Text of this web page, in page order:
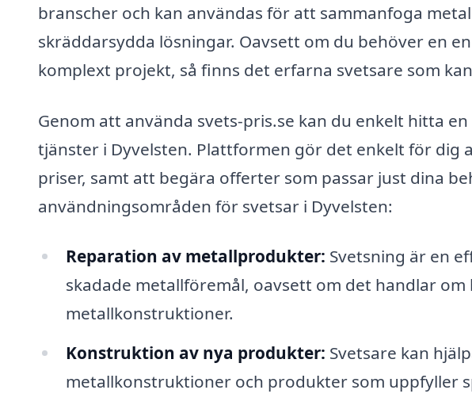
branscher och kan användas för att sammanfoga
skräddarsydda lösningar. Oavsett om du behöver en
komplext projekt, så finns det erfarna svetsare som
Genom att använda svets-pris.se kan du enkelt hitta
tjänster i Dyvelsten. Plattformen gör det enkelt för dig
priser, samt att begära offerter som passar just dina
användningsområden för svetsar i Dyvelsten:
Reparation av metallprodukter: Svetsning är en
skadade metallföremål, oavsett om det handlar om
metallkonstruktioner.
Konstruktion av nya produkter: Svetsare kan
metallkonstruktioner och produkter som uppfyller